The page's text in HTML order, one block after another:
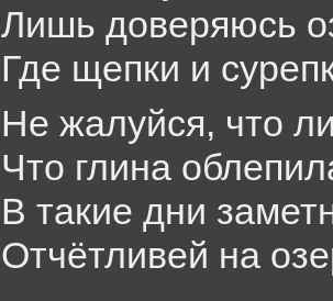
Лишь доверяюсь
Где щепки и
Не жалуйся, что
Что глина
В такие дни
Отчётливей на